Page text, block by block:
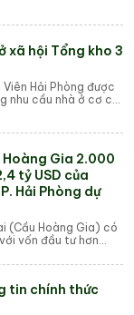
xã hội Tổng kho 3
Hải Phòng được
nhu cầu nhà ở cơ cư
Gia 2.000
tỷ USD của
Hải Phòng dự
(Cầu Hoàng Gia) có
vốn đầu tư hơn
tin chính thức